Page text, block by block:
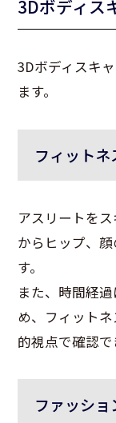
3Dボディス
3Dボディスキ
ます。
フィットネ
アスリートを
からヒップ、
す。
また、時間経
め、フィット
的視点で確認で
ファッショ